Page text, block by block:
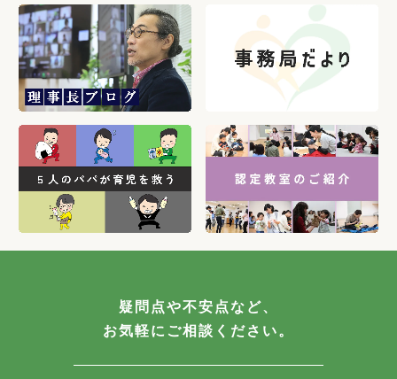
疑問点や不安点など、
お気軽にご相談ください。